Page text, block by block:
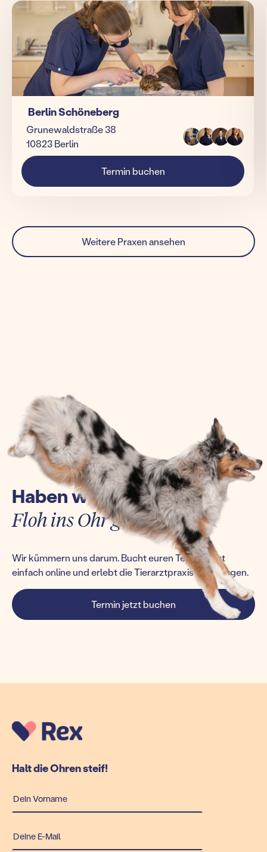
Berlin Schöneberg
Grunewaldstraße 38
10823 Berlin
Termin buchen
Weitere Praxen ansehen
Haben wir euch einen
Floh ins Ohr gesetzt?
Wir kümmern uns darum. Bucht euren Termin jetzt
einfach online und erlebt die Tierarztpraxis von morgen.
Termin jetzt buchen
Halt die Ohren steif!